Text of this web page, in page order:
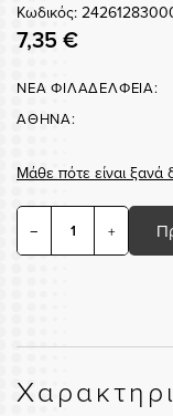
Κωδικός:
7,35 €
ΝΕΑ ΦΙΛΑΔΕΛΦΕΙΑ:
ΑΘΗΝΑ:
Μάθε πότε είναι ξανά
− +